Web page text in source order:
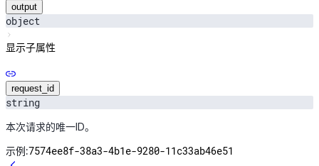
output
object
显示子属性
request_id
string
本次请求的唯一ID。
示例:7574ee8f-38a3-4b1e-9280-11c33ab46e51